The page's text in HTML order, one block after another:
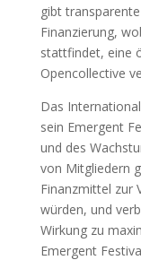
gibt
Finanzierung,
stattfindet, eine
Opencollective
Das
sein Emergent
und des
von Mitgliedern
Finanzmittel zur
würden, und
Wirkung zu
Emergent